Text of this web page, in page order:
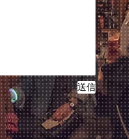
送信